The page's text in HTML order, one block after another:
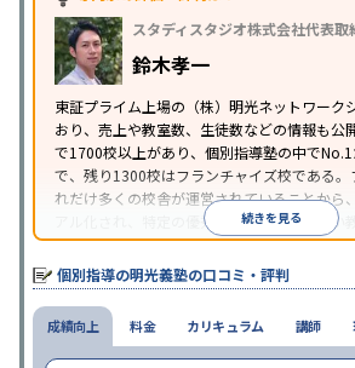
特徴
の振替可能 不登校生に対応
を利用オンライン対応1科目
習のみの受講可
り
※2023年3月調査。小学校高学年の個別指導塾
スタディスタジオ株式会社代表取
鈴木孝一
東証プライム上場の（株）明光ネットワーク
おり、売上や教室数、生徒数などの情報も公
で1700校以上があり、個別指導塾の中で
で、残り1300校はフランチャイズ校である。
れだけ多くの校舎が運営されていることから
アル化され、特定の優秀な人材に依存しない
ることが推測される。
続きを見る
個別指導の明光義塾の口コミ・評判
成績向上 料金 カリキュラム 講師